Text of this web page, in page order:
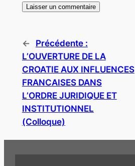
←
Précédente :
L’OUVERTURE DE LA
CROATIE AUX INFLUENCES
FRANCAISES DANS
L’ORDRE JURIDIQUE ET
INSTITUTIONNEL
(Colloque)